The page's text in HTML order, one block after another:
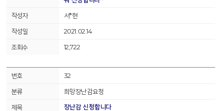
서*현
2021.02.14
12,722
32
희망장난감요청
장난감 신청합니다